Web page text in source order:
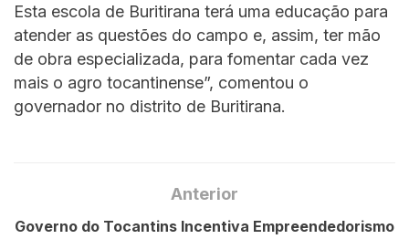
Esta escola de Buritirana terá uma educação para
atender as questões do campo e, assim, ter mão
de obra especializada, para fomentar cada vez
mais o agro tocantinense”, comentou o
governador no distrito de Buritirana.
Anterior
Governo do Tocantins Incentiva Empreendedorismo